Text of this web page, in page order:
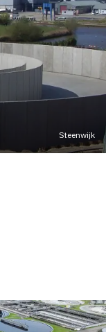
Steenwijk